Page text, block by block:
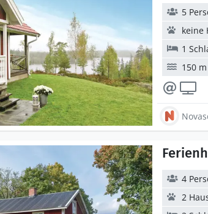
5
keine
1
150
4
2